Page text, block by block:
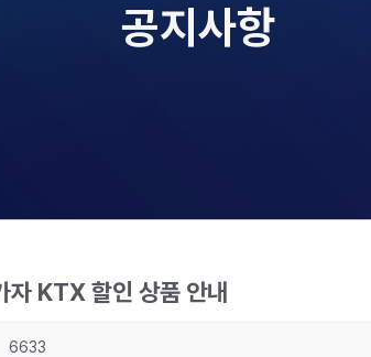
공지사항
KTX 할인 상품 안내
6633